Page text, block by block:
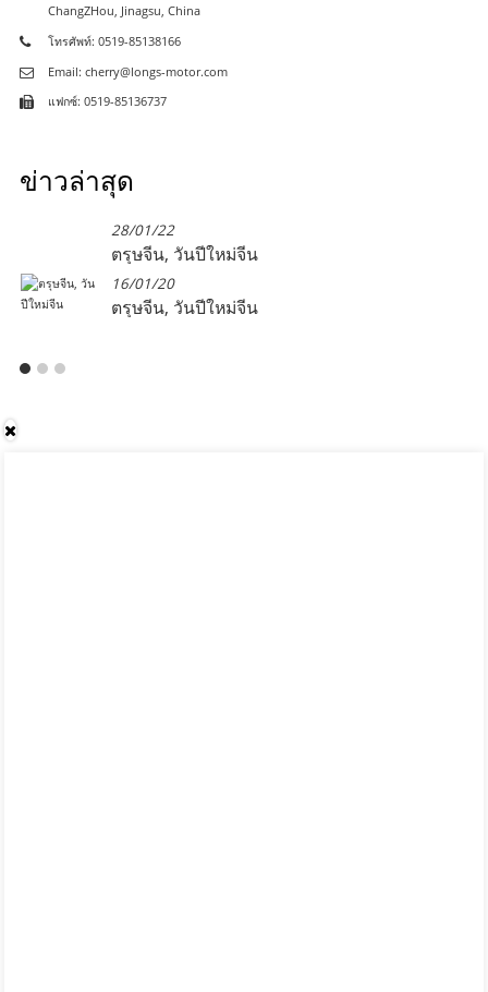
ChangZHou, Jinagsu, China
โทรศัพท์: 0519-85138166
Email: cherry@longs-motor.com
แฟกซ์: 0519-85136737
ข่าวล่าสุด
28/01/22
ตรุษจีน, วันปีใหม่จีน
16/01/20
ตรุษจีน, วันปีใหม่จีน